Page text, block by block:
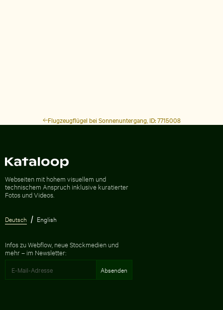
Flugzeugflügel bei Sonnenuntergang, ID: 7715008
Webseiten mit hohem visuellem und
technischem Anspruch inklusive kuratierter
Fotos und Videos.
Deutsch English
Infos zu Webflow, neue Stockmedien und
mehr – im Newsletter: